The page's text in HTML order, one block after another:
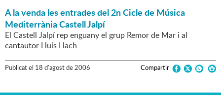
A la venda les entrades del 2n Cicle de Música
Mediterrània Castell Jalpí
El Castell Jalpí rep enguany el grup Remor de Mar i al
cantautor Lluís Llach
Publicatel 18 d'agostde2006 Compartir